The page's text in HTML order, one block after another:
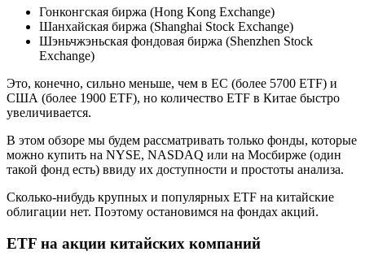
Гонконгская биржа (Hong Kong Exchange)
Шанхайская биржа (Shanghai Stock Exchange)
Шэньчжэньская фондовая биржа (Shenzhen Stock
Exchange)
Это, конечно, сильно меньше, чем в ЕС (более 5700 ETF) и
США (более 1900 ETF), но количество ETF в Китае быстро
увеличивается.
В этом обзоре мы будем рассматривать только фонды, которые
можно купить на NYSE, NASDAQ или на Мосбирже (один
такой фонд есть) ввиду их доступности и простоты анализа.
Сколько-нибудь крупных и популярных ETF на китайские
облигации нет. Поэтому остановимся на фондах акций.
ETF на акции китайских компаний